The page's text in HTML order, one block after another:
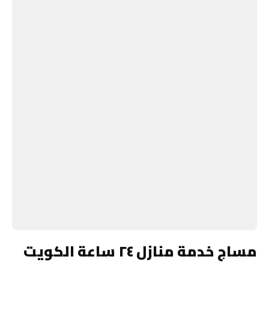
مساج خدمة منازل ٢٤ ساعة الكويت